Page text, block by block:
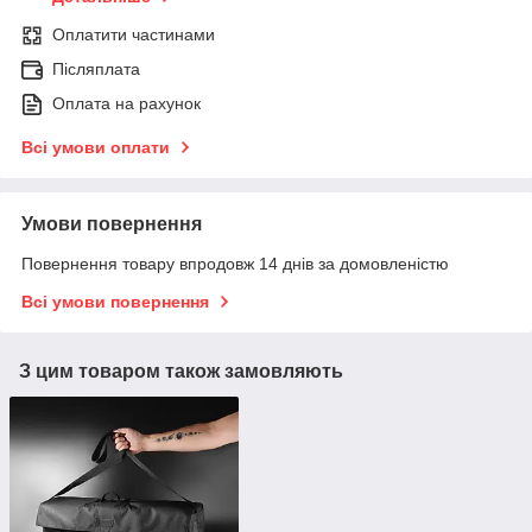
Оплатити частинами
Післяплата
Оплата на рахунок
Всі умови оплати
Умови повернення
Повернення товару впродовж 14 днів за домовленістю
Всі умови повернення
З цим товаром також замовляють